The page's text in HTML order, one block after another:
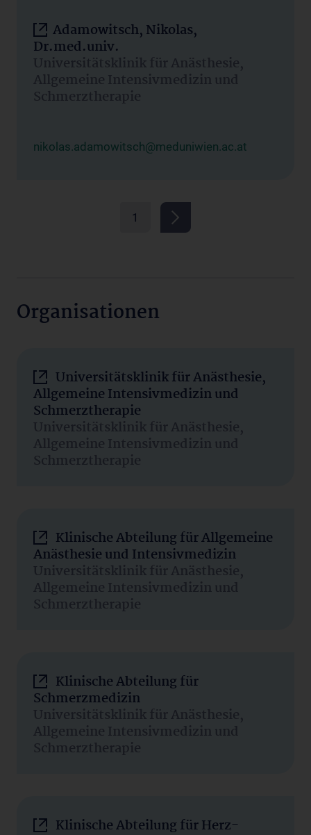
Adamowitsch, Nikolas,
Dr.med.univ.
Universitätsklinik für Anästhesie,
Allgemeine Intensivmedizin und
Schmerztherapie
nikolas.adamowitsch@meduniwien.ac.at
1
Organisationen
Universitätsklinik für Anästhesie,
Allgemeine Intensivmedizin und
Schmerztherapie
Universitätsklinik für Anästhesie,
Allgemeine Intensivmedizin und
Schmerztherapie
Klinische Abteilung für Allgemeine
Anästhesie und Intensivmedizin
Universitätsklinik für Anästhesie,
Allgemeine Intensivmedizin und
Schmerztherapie
Klinische Abteilung für
Schmerzmedizin
Universitätsklinik für Anästhesie,
Allgemeine Intensivmedizin und
Schmerztherapie
Klinische Abteilung für Herz-